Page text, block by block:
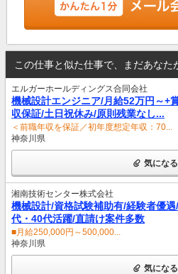
この仕事と似た仕事で、まだあなた
エルガーホールディングス合同会社
機械設計エンジニア/月給52万円～+
収保証/土日祝休み/原則残業なし...
＜前職年収を保証／初年度想定年収：70...
神奈川県
気になる
湘南技術センター株式会社
機械設計/資格試験補助有/経験者優
代・40代活躍/直請け案件多数
■月給250,000円～500,000...
神奈川県
気になる